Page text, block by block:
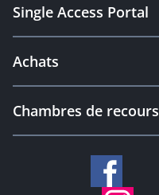
Single Access Portal
Achats
Chambres de recours